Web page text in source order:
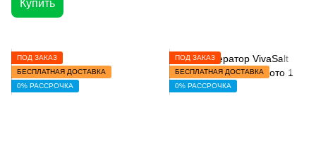
Купить
ПОД ЗАКАЗ
БЕСПЛАТНАЯ ДОСТАВКА
0% РАССРОЧКА
ПОД ЗАКАЗ
БЕСПЛАТНАЯ ДОСТАВКА
0% РАССРОЧКА